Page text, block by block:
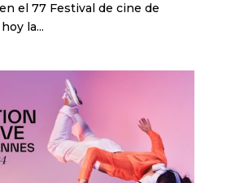
el 77 Festival de cine de
la...